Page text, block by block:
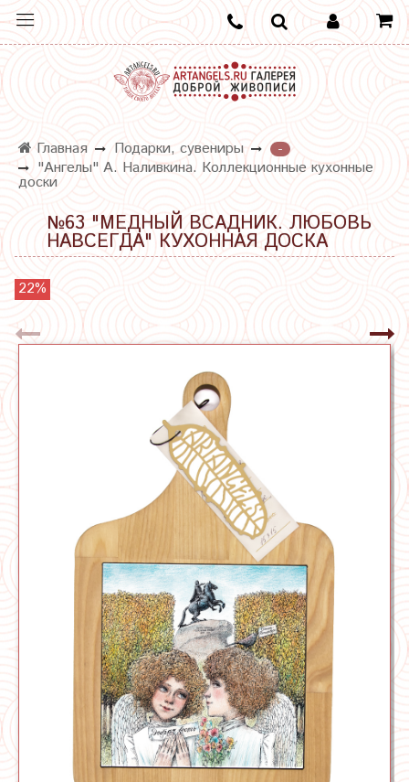
Главная Подарки, сувениры
-
"Ангелы" А. Наливкина. Коллекционные кухонные
доски
№63 "МЕДНЫЙ ВСАДНИК. ЛЮБОВЬ
НАВСЕГДА" КУХОННАЯ ДОСКА
22%